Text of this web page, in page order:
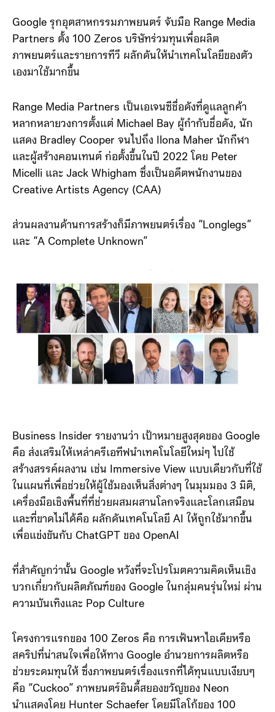
Google รุกอุตสาหกรรมภาพยนตร์ จับมือ Range Media
Partners ตั้ง 100 Zeros บริษัทร่วมทุนเพื่อผลิต
ภาพยนตร์และรายการทีวี ผลักดันให้นำเทคโนโลยีของตัว
เองมาใช้มากขึ้น
Range Media Partners เป็นเอเจนซีชื่อดังที่ดูแลลูกค้า
หลากหลายวงการตั้งแต่ Michael Bay ผู้กำกับชื่อดัง, นัก
แสดง Bradley Cooper จนไปถึง Ilona Maher นักกีฬา
และผู้สร้างคอนเทนต์ ก่อตั้งขึ้นในปี 2022 โดย Peter
Micelli และ Jack Whigham ซึ่งเป็นอดีตพนักงานของ
Creative Artists Agency (CAA)
ส่วนผลงานด้านการสร้างก็มีภาพยนตร์เรื่อง “Longlegs”
และ “A Complete Unknown”
Business Insider รายงานว่า เป้าหมายสูงสุดของ Google
คือ ส่งเสริมให้เหล่าครีเอทีฟนำเทคโนโลยีใหม่ๆ ไปใช้
สร้างสรรค์ผลงาน เช่น Immersive View แบบเดียวกับที่ใช้
ในแผนที่เพื่อช่วยให้ผู้ใช้มองเห็นสิ่งต่างๆ ในมุมมอง 3 มิติ,
เครื่องมือเชิงพื้นที่ที่ช่วยผสมผสานโลกจริงและโลกเสมือน
และที่ขาดไม่ได้คือ ผลักดันเทคโนโลยี AI ให้ถูกใช้มากขึ้น
เพื่อแข่งขันกับ ChatGPT ของ OpenAI
ที่สำคัญกว่านั้น Google หวังที่จะโปรโมตความคิดเห็นเชิง
บวกเกี่ยวกับผลิตภัณฑ์ของ Google ในกลุ่มคนรุ่นใหม่ ผ่าน
ความบันเทิงและ Pop Culture
โครงการแรกของ 100 Zeros คือ การเฟ้นหาไอเดียหรือ
สคริปที่น่าสนใจเพื่อให้ทาง Google อำนวยการผลิตหรือ
ช่วยระดมทุนให้ ซึ่งภาพยนตร์เรื่องแรกที่ได้ทุนแบบเงียบๆ
คือ “Cuckoo” ภาพยนตร์อินดี้สยองขวัญของ Neon
นำแสดงโดย Hunter Schaefer โดยมีโลโก้ของ 100